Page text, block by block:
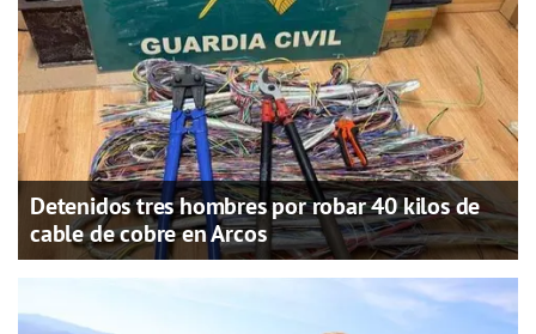
Detenidos tres hombres por robar 40 kilos de
cable de cobre en Arcos